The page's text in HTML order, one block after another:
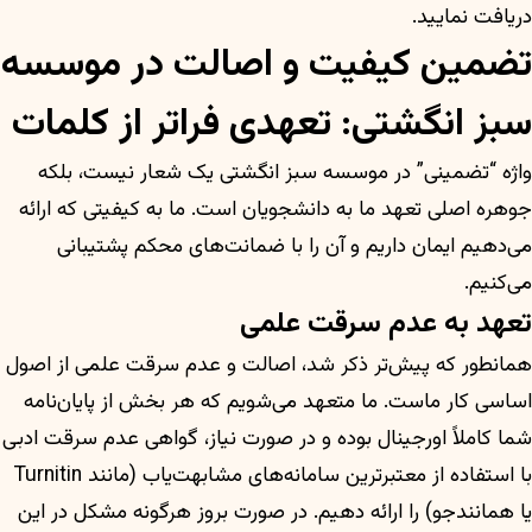
دریافت نمایید.
تضمین کیفیت و اصالت در موسسه
سبز انگشتی: تعهدی فراتر از کلمات
واژه “تضمینی” در موسسه سبز انگشتی یک شعار نیست، بلکه
جوهره اصلی تعهد ما به دانشجویان است. ما به کیفیتی که ارائه
می‌دهیم ایمان داریم و آن را با ضمانت‌های محکم پشتیبانی
می‌کنیم.
تعهد به عدم سرقت علمی
همانطور که پیش‌تر ذکر شد، اصالت و عدم سرقت علمی از اصول
اساسی کار ماست. ما متعهد می‌شویم که هر بخش از پایان‌نامه
شما کاملاً اورجینال بوده و در صورت نیاز، گواهی عدم سرقت ادبی
با استفاده از معتبرترین سامانه‌های مشابهت‌یاب (مانند Turnitin
یا همانندجو) را ارائه دهیم. در صورت بروز هرگونه مشکل در این